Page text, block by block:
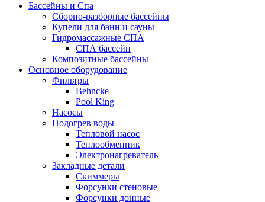
Бассейны и Спа
Сборно-разборные бассейны
Купели для бани и сауны
Гидромассажные СПА
СПА бассейн
Композитные бассейны
Основное оборудование
Фильтры
Behncke
Pool King
Насосы
Подогрев воды
Тепловой насос
Теплообменник
Электронагреватель
Закладные детали
Скиммеры
Форсунки стеновые
Форсунки донные